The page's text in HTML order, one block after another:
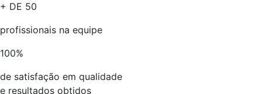
+ DE 50
profissionais na equipe​
100%
de satisfação em qualidade
e resultados obtidos​